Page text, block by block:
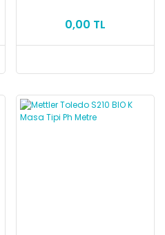
0,00 TL